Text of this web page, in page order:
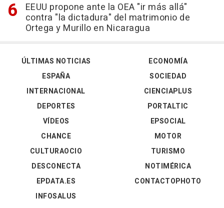
EEUU propone ante la OEA "ir más allá"
contra "la dictadura" del matrimonio de
Ortega y Murillo en Nicaragua
ÚLTIMAS NOTICIAS
ESPAÑA
INTERNACIONAL
DEPORTES
VÍDEOS
ECONOMÍA
SOCIEDAD
CIENCIAPLUS
PORTALTIC
EPSOCIAL
CHANCE
CULTURAOCIO
DESCONECTA
EPDATA.ES
INFOSALUS
MOTOR
TURISMO
NOTIMÉRICA
CONTACTOPHOTO